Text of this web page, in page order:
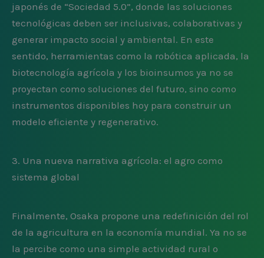
japonés de “Sociedad 5.0”, donde las soluciones
tecnológicas deben ser inclusivas, colaborativas y
generar impacto social y ambiental. En este
sentido, herramientas como la robótica aplicada, la
biotecnología agrícola y los bioinsumos ya no se
proyectan como soluciones del futuro, sino como
instrumentos disponibles hoy para construir un
modelo eficiente y regenerativo.
3. Una nueva narrativa agrícola: el agro como
sistema global
Finalmente, Osaka propone una redefinición del rol
de la agricultura en la economía mundial. Ya no se
la percibe como una simple actividad rural o